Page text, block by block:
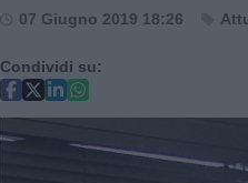
07 Giugno 2019 18:26
Condividi su: